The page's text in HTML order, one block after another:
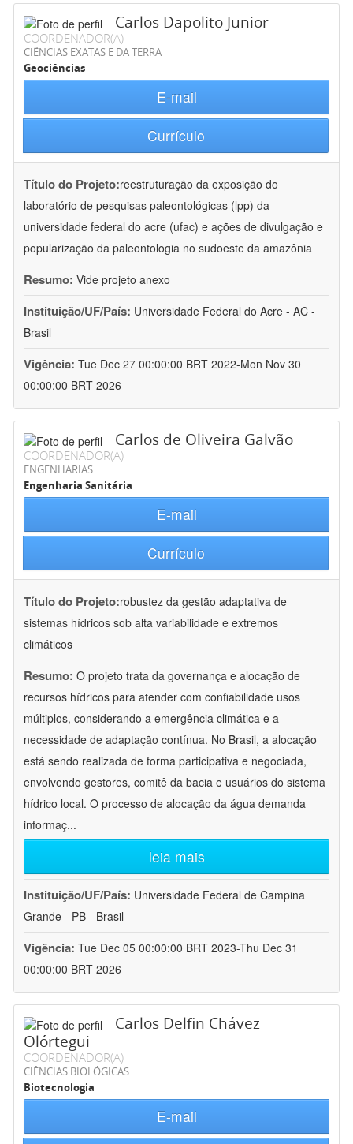
Carlos Dapolito Junior
COORDENADOR(A)
CIÊNCIAS EXATAS E DA TERRA
Geociências
E-mail
Currículo
Título do Projeto:reestruturação da exposição do
laboratório de pesquisas paleontológicas (lpp) da
universidade federal do acre (ufac) e ações de divulgação e
popularização da paleontologia no sudoeste da amazônia
Resumo: Vide projeto anexo
Instituição/UF/País: Universidade Federal do Acre - AC -
Brasil
Vigência: Tue Dec 27 00:00:00 BRT 2022-Mon Nov 30
00:00:00 BRT 2026
Carlos de Oliveira Galvão
COORDENADOR(A)
ENGENHARIAS
Engenharia Sanitária
E-mail
Currículo
Título do Projeto:robustez da gestão adaptativa de
sistemas hídricos sob alta variabilidade e extremos
climáticos
Resumo: O projeto trata da governança e alocação de
recursos hídricos para atender com confiabilidade usos
múltiplos, considerando a emergência climática e a
necessidade de adaptação contínua. No Brasil, a alocação
está sendo realizada de forma participativa e negociada,
envolvendo gestores, comitê da bacia e usuários do sistema
hídrico local. O processo de alocação da água demanda
informaç...
leia mais
Instituição/UF/País: Universidade Federal de Campina
Grande - PB - Brasil
Vigência: Tue Dec 05 00:00:00 BRT 2023-Thu Dec 31
00:00:00 BRT 2026
Carlos Delfin Chávez
Olórtegui
COORDENADOR(A)
CIÊNCIAS BIOLÓGICAS
Biotecnologia
E-mail